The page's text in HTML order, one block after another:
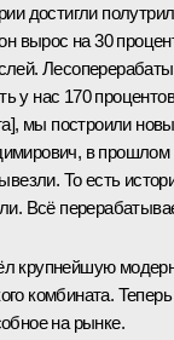
достигли
вырос на 30
у нас 170
мы построили
в прошлом
То есть
Всё
крупнейшую
комбината.
на рынке.